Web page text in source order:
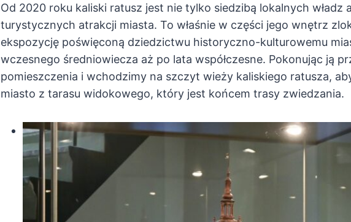
Od 2020 roku kaliski ratusz jest nie tylko siedzibą lokalnych władz
turystycznych atrakcji miasta. To właśnie w części jego wnętrz
ekspozycję poświęconą dziedzictwu historyczno-kulturowemu
wczesnego średniowiecza aż po lata współczesne. Pokonując ją
pomieszczenia i wchodzimy na szczyt wieży kaliskiego ratusza,
miasto z tarasu widokowego, który jest końcem trasy zwiedzania.